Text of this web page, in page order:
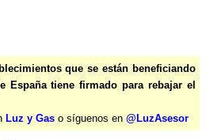
que se están beneficiando
España tiene firmado para rebajar el
Luz y Gas o síguenos en @LuzAsesor